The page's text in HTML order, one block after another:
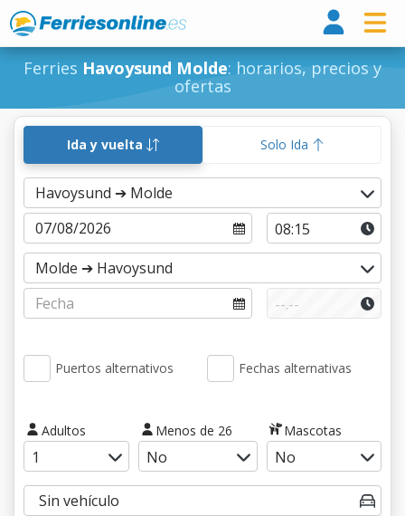
Ferries Havoysund Molde: horarios, precios y
ofertas
Ida y vuelta Solo Ida
Puertos alternativos Fechas alternativas
Adultos Menos de 26 Mascotas